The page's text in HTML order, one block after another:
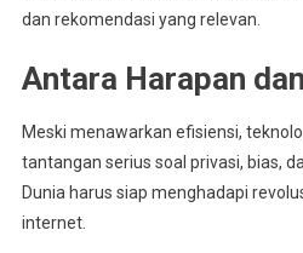
dan rekomendasi yang relevan.
Antara Harapan
Meski menawarkan efisiensi,
tantangan serius soal privasi, bias,
Dunia harus siap menghadapi
internet.